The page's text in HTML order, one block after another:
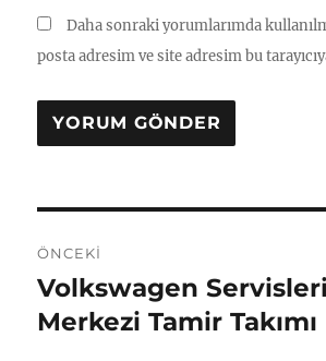
Daha sonraki yorumlarımda
posta adresim ve site adresim bu
gezinmesi
ÖNCEKI
Önceki
yazı:
Volkswagen
Merkezi Tamir